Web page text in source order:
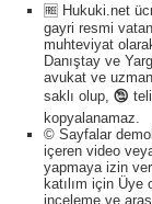
🆓 Hukuki.net
gayri resmi
muhteviyat
Danıştay ve
avukat ve
saklı olup, 🕲
kopyalanamaz.
© Sayfalar
içeren video
yapmaya izin
katılım için Üye
inceleme ve